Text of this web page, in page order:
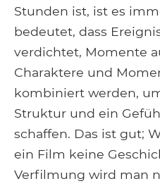
Stunden ist, ist es
bedeutet, dass
verdichtet, Momente
Charaktere und
kombiniert werden,
Struktur und ein
schaffen. Das ist gut;
ein Film keine
Verfilmung wird man